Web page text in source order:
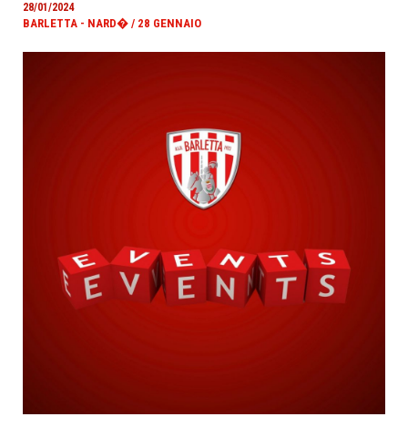
28/01/2024
BARLETTA - NARD� / 28 GENNAIO